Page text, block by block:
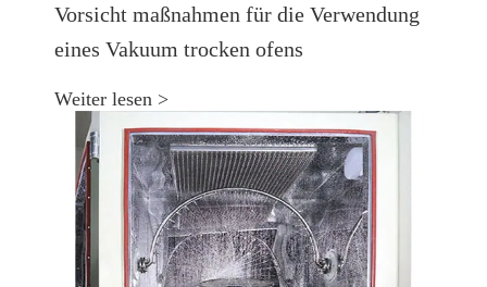
Vorsicht maßnahmen für die Verwendung
eines Vakuum trocken ofens
Weiter lesen >